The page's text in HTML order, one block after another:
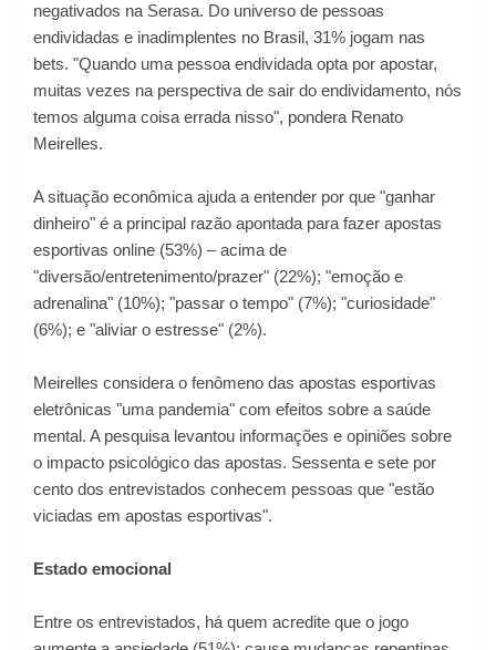
negativados na Serasa. Do universo de pessoas
endividadas e inadimplentes no Brasil, 31% jogam nas
bets. "Quando uma pessoa endividada opta por apostar,
muitas vezes na perspectiva de sair do endividamento, nós
temos alguma coisa errada nisso", pondera Renato
Meirelles.
A situação econômica ajuda a entender por que "ganhar
dinheiro" é a principal razão apontada para fazer apostas
esportivas online (53%) – acima de
"diversão/entretenimento/prazer" (22%); "emoção e
adrenalina" (10%); "passar o tempo" (7%); "curiosidade"
(6%); e "aliviar o estresse" (2%).
Meirelles considera o fenômeno das apostas esportivas
eletrônicas "uma pandemia" com efeitos sobre a saúde
mental. A pesquisa levantou informações e opiniões sobre
o impacto psicológico das apostas. Sessenta e sete por
cento dos entrevistados conhecem pessoas que "estão
viciadas em apostas esportivas".
Estado emocional
Entre os entrevistados, há quem acredite que o jogo